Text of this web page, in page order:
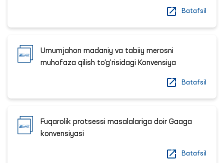
Batafsil
Umumjahon madaniy va tabiiy merosni
muhofaza qilish to‘g‘risidagi Konvensiya
Batafsil
Fuqarolik protsessi masalalariga doir Gaaga
konvensiyasi
Batafsil